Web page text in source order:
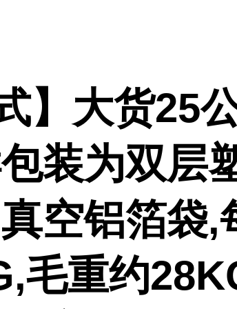
】大货25
装为双层
空铝箔袋,
毛重约